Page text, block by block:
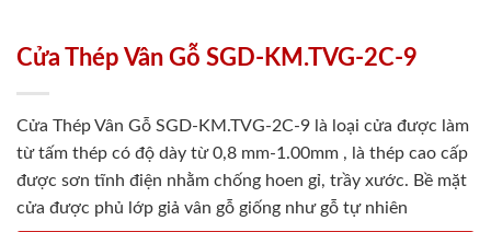
Cửa Thép Vân Gỗ SGD-KM.TVG-2C-9
Cửa Thép Vân Gỗ SGD-KM.TVG-2C-9 là loại cửa được làm
từ tấm thép có độ dày từ 0,8 mm-1.00mm , là thép cao cấp
được sơn tĩnh điện nhằm chống hoen gỉ, trầy xước. Bề mặt
cửa được phủ lớp giả vân gỗ giống như gỗ tự nhiên